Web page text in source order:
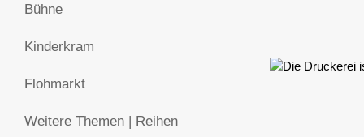
Bühne
Kinderkram
Flohmarkt
Weitere Themen | Reihen